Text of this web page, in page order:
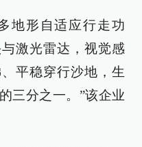
地形自适应行走功
激光雷达，视觉感
平稳穿行沙地，生
三分之一。”该企业